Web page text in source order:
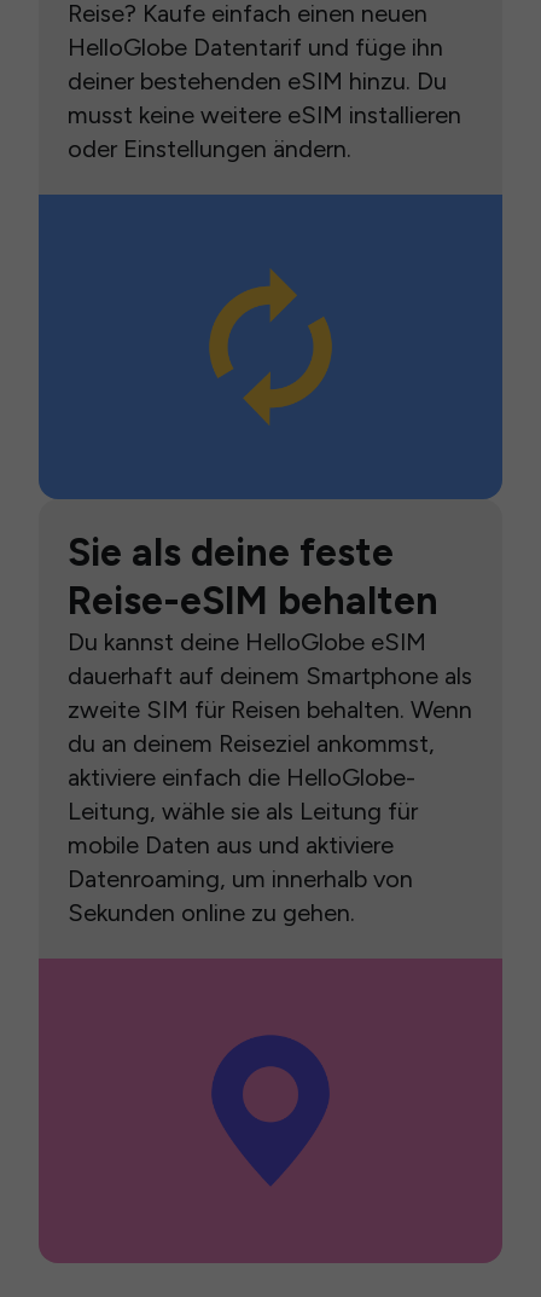
Reise? Kaufe einfach einen neuen
HelloGlobe Datentarif und füge ihn
deiner bestehenden eSIM hinzu. Du
musst keine weitere eSIM installieren
oder Einstellungen ändern.
Sie als deine feste
Reise-eSIM behalten
Du kannst deine HelloGlobe eSIM
dauerhaft auf deinem Smartphone als
zweite SIM für Reisen behalten. Wenn
du an deinem Reiseziel ankommst,
aktiviere einfach die HelloGlobe-
Leitung, wähle sie als Leitung für
mobile Daten aus und aktiviere
Datenroaming, um innerhalb von
Sekunden online zu gehen.